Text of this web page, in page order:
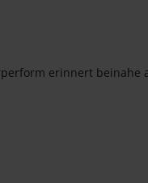
erinnert